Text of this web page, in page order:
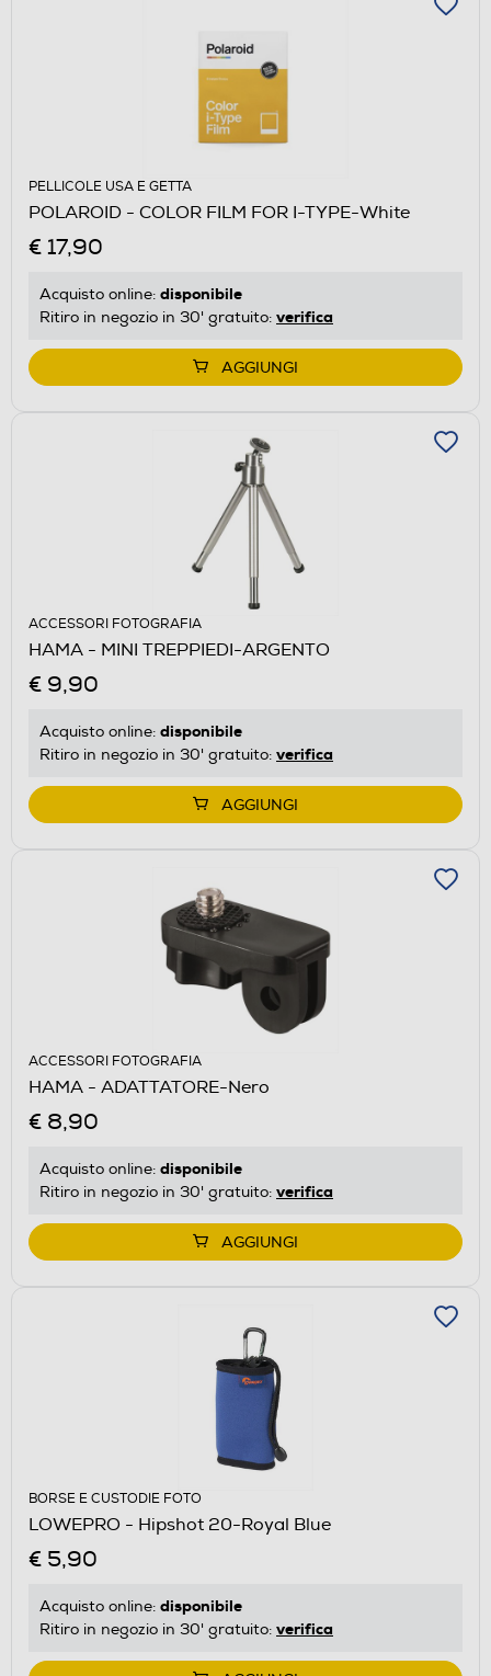
PELLICOLE USA E GETTA
POLAROID - COLOR FILM FOR I-TYPE-White
€ 17,90
Acquisto online: disponibile
Ritiro in negozio in 30' gratuito: verifica
AGGIUNGI
ACCESSORI FOTOGRAFIA
HAMA - MINI TREPPIEDI-ARGENTO
€ 9,90
Acquisto online: disponibile
Ritiro in negozio in 30' gratuito: verifica
AGGIUNGI
ACCESSORI FOTOGRAFIA
HAMA - ADATTATORE-Nero
€ 8,90
Acquisto online: disponibile
Ritiro in negozio in 30' gratuito: verifica
AGGIUNGI
BORSE E CUSTODIE FOTO
LOWEPRO - Hipshot 20-Royal Blue
€ 5,90
Acquisto online: disponibile
Ritiro in negozio in 30' gratuito: verifica